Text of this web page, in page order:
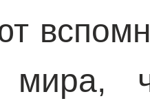
мира,